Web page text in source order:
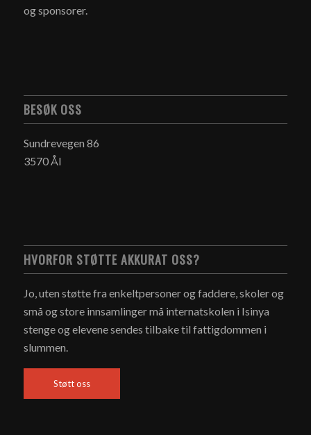
og sponsorer.
BESØK OSS
Sundrevegen 86
3570 Ål
HVORFOR STØTTE AKKURAT OSS?
Jo, uten støtte fra enkeltpersoner og faddere, skoler og
små og store innsamlinger må internatskolen i Isinya
stenge og elevene sendes tilbake til fattigdommen i
slummen.
Støtt oss